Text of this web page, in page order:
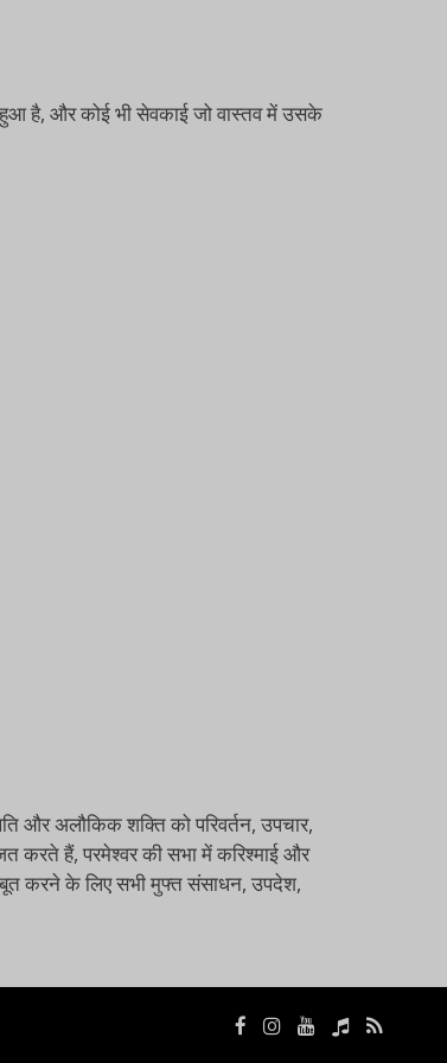
है, और कोई भी सेवकाई जो वास्तव में उसके
और अलौकिक शक्ति को परिवर्तन, उपचार,
करते हैं, परमेश्वर की सभा में करिश्माई और
करने के लिए सभी मुफ्त संसाधन, उपदेश,